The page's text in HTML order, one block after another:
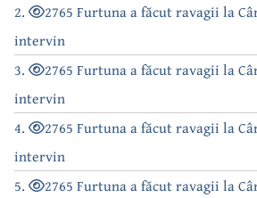
2.
2765 Furtuna a făcut ravagii la
intervin
3.
2765 Furtuna a făcut ravagii la
intervin
4.
2765 Furtuna a făcut ravagii la
intervin
5.
2765 Furtuna a făcut ravagii la